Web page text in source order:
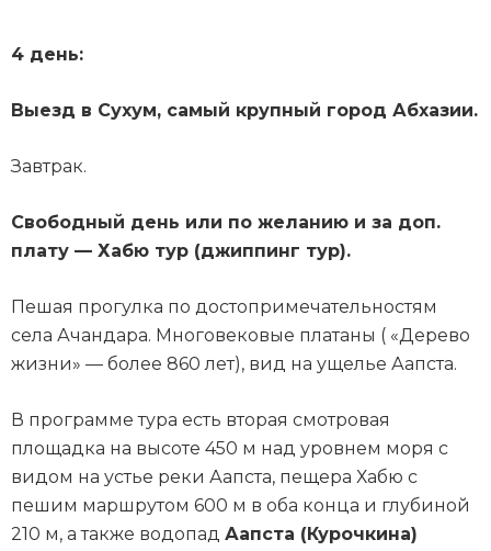
4 день:
Выезд в Сухум, самый крупный город Абхазии.
Завтрак.
Свободный день или по желанию и за доп.
плату — Хабю тур (джиппинг тур).
Пешая прогулка по достопримечательностям
села Ачандара. Многовековые платаны ( «Дерево
жизни» — более 860 лет), вид на ущелье Аапста.
В программе тура есть вторая смотровая
площадка на высоте 450 м над уровнем моря с
видом на устье реки Аапста, пещера Хабю с
пешим маршрутом 600 м в оба конца и глубиной
210 м, а также водопад Аапста (Курочкина)